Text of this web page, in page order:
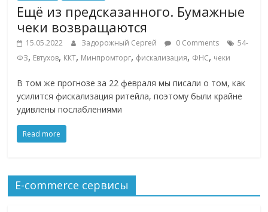
Ещё из предсказанного. Бумажные
чеки возвращаются
15.05.2022 Задорожный Сергей 0 Comments
54-
ФЗ, Евтухов, ККТ, Минпромторг, фискализация, ФНС, чеки
В том же прогнозе за 22 февраля мы писали о том, как
усилится фискализация ритейла, поэтому были крайне
удивлены послаблениями
Read more
E-commerce сервисы